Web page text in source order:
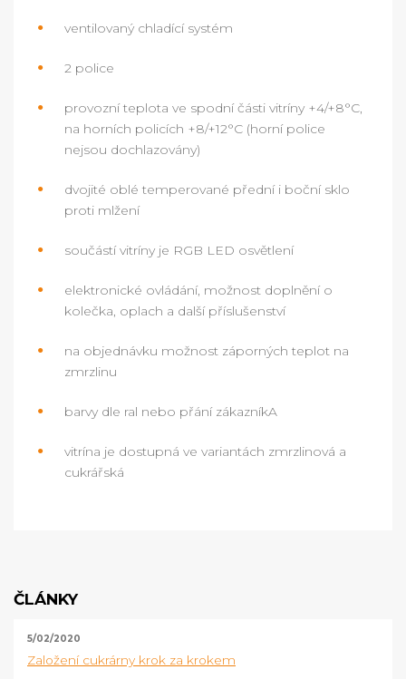
ventilovaný chladící systém
2 police
provozní teplota ve spodní části vitríny +4/+8°C,
na horních policích +8/+12°C (horní police
nejsou dochlazovány)
dvojité oblé temperované přední i boční sklo
proti mlžení
součástí vitríny je RGB LED osvětlení
elektronické ovládání, možnost doplnění o
kolečka, oplach a další příslušenství
na objednávku možnost záporných teplot na
zmrzlinu
barvy dle ral nebo přání zákazníkA
vitrína je dostupná ve variantách zmrzlinová a
cukrářská
ČLÁNKY
5/02/2020
Založení cukrárny krok za krokem